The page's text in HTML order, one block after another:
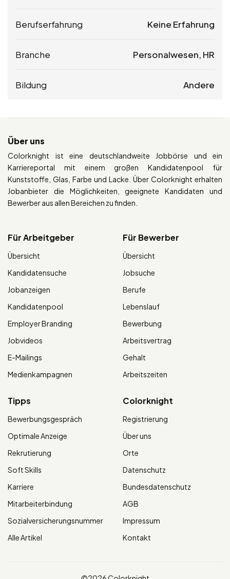
Berufserfahrung Keine Erfahrung
Branche Personalwesen, HR
Bildung Andere
Über uns
Colorknight ist eine deutschlandweite Jobbörse und ein
Karriereportal mit einem großen Kandidatenpool für
Kunststoffe, Glas, Farbe und Lacke. Über Colorknight erhalten
Jobanbieter die Möglichkeiten, geeignete Kandidaten und
Bewerber aus allen Bereichen zu finden.
Für Arbeitgeber
Übersicht
Kandidatensuche
Jobanzeigen
Kandidatenpool
Employer Branding
Jobvideos
E-Mailings
Medienkampagnen
Für Bewerber
Übersicht
Jobsuche
Berufe
Lebenslauf
Bewerbung
Arbeitsvertrag
Gehalt
Arbeitszeiten
Tipps
Bewerbungsgespräch
Optimale Anzeige
Rekrutierung
Soft Skills
Karriere
Mitarbeiterbindung
Sozialversicherungsnummer
Alle Artikel
Colorknight
Registrierung
Über uns
Orte
Datenschutz
Bundesdatenschutz
AGB
Impressum
Kontakt